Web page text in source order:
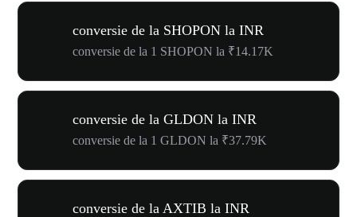
conversie de la SHOPON la INR
conversie de la 1 SHOPON la ₹14.17K
conversie de la GLDON la INR
conversie de la 1 GLDON la ₹37.79K
conversie de la AXTIB la INR